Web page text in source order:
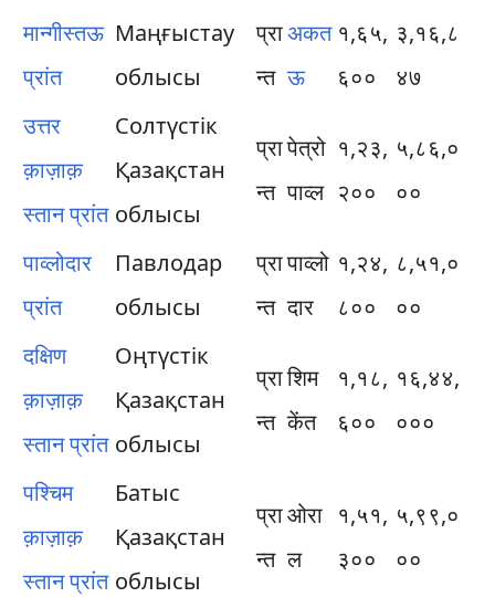
मान्गीस्त​ऊ
प्रांत
Маңғыстау
облысы
प्रा
न्त
अकत
ऊ
१,६५,
६००
३,१६,८
४७
उत्तर
क़ाज़ाक़
स्तान प्रांत
Солтүстік
Қазақстан
облысы
प्रा
न्त
पेत्रो
पाव्ल
१,२३,
२००
५,८६,०
००
पाव्लोदार
प्रांत
Павлодар
облысы
प्रा
न्त
पाव्लो
दार
१,२४,
८००
८,५१,०
००
दक्षिण
क़ाज़ाक़
स्तान प्रांत
Оңтүстік
Қазақстан
облысы
प्रा
न्त
शिम
केंत
१,१८,
६००
१६,४४,
०००
पश्चिम
क़ाज़ाक़
स्तान प्रांत
Батыс
Қазақстан
облысы
प्रा
न्त
ओरा
ल
१,५१,
३००
५,९९,०
००